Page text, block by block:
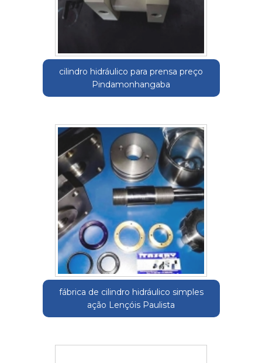
cilindro hidráulico para prensa preço
Pindamonhangaba
fábrica de cilindro hidráulico simples
ação Lençóis Paulista